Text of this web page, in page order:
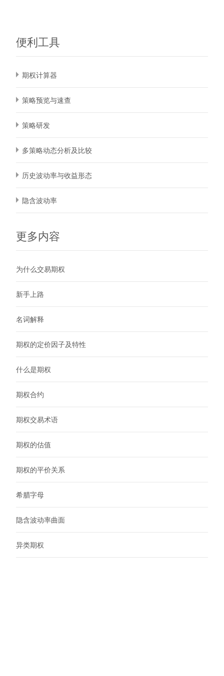
便利工具
期权计算器
策略预览与速查
策略研发
多策略动态分析及比较
历史波动率与收益形态
隐含波动率
更多内容
为什么交易期权
新手上路
名词解释
期权的定价因子及特性
什么是期权
期权合约
期权交易术语
期权的估值
期权的平价关系
希腊字母
隐含波动率曲面
异类期权